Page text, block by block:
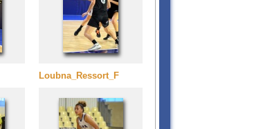
Loubna_Ressort_F